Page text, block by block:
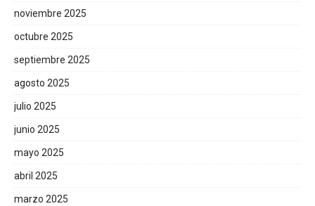
noviembre 2025
octubre 2025
septiembre 2025
agosto 2025
julio 2025
junio 2025
mayo 2025
abril 2025
marzo 2025